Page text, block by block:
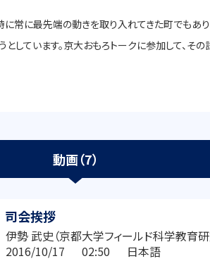
常に最先端の動きを取り入れてきた町でもあ
しています。京大おもろトークに参加して、そ
動画（7）
司会挨拶
伊勢 武史（京都大学フィールド科学教育
2016/10/17 02:50 日本語